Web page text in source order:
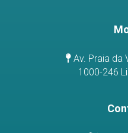
Av. Praia da
1000-246